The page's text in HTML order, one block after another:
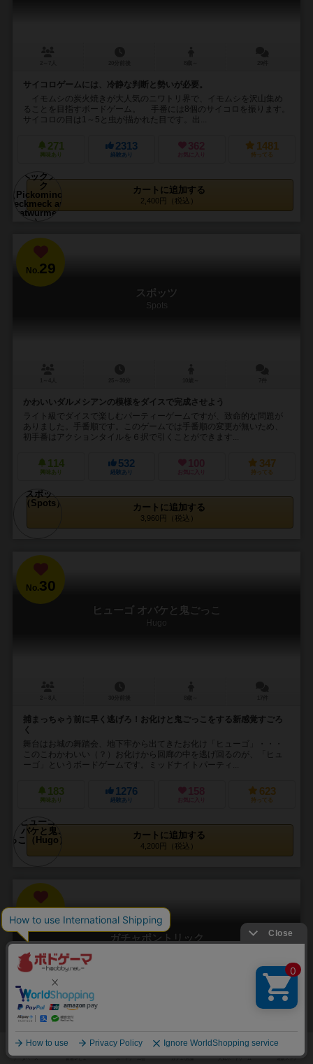
サイコロゲームには、冷静な判断と勢いが必要。
イモムシの炭火焼きが大人気のニワトリ界で、イモムシを沢山集め
ることを目指すボードゲーム。 手番には8個のサイコロを振ります。
サイコロの目は1～5と虫が描かれた目です。出...
271
興味あり
2313
経験あり
362
お気に入り
1481
持ってる
カートに追加する
2,400円（税込）
No.29
スポッツ
Spots
かわいいダルメシアンの模様をダイスで完成させよう
ライト級でダイスで楽しむパーティーゲームですが、致命的な問題が
ありました。手番順です。このゲームでは手番順の変更が無いため、
初手番はアクションタイルを６択で引くことができます...
114
興味あり
532
経験あり
100
お気に入り
347
持ってる
カートに追加する
3,960円（税込）
No.30
ヒューゴ オバケと鬼ごっこ
Hugo
捕まっちゃう前に早く逃げろ！お化けと鬼ごっこをする新感覚すごろ
く
舞台はお城の舞踏会、地下牢から出てきたお化け「ヒューゴ」・・・
このこわかわいい（？）お化けから回廊の中を逃げ回るのが、「ヒュ
ーゴ」というボードゲームです。ミッドナイトパーティ...
183
興味あり
1276
経験あり
158
お気に入り
623
持ってる
カートに追加する
4,200円（税込）
No.31
ガチャポントリック
おっと！ガチャポン屋だ！そして、ポケットにはコインがいっぱい！
素敵なおもちゃがいっぱい！全部集めなきゃ！